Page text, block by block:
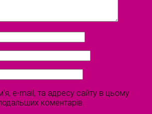
e-mail, та адресу сайту в цьому
коментарів.